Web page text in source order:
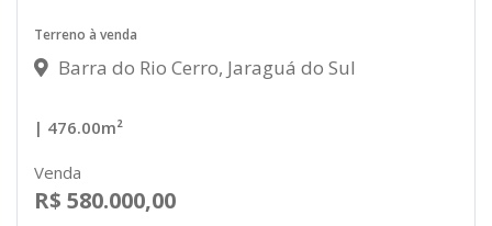
Terreno à venda
Barra do Rio Cerro, Jaraguá do Sul
| 476.00m²
Venda
R$ 580.000,00